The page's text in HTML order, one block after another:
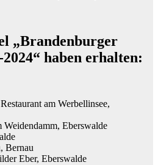
„Brandenburger
haben erhalten:
am Werbellinsee,
Eberswalde
Bernau
Eber, Eberswalde